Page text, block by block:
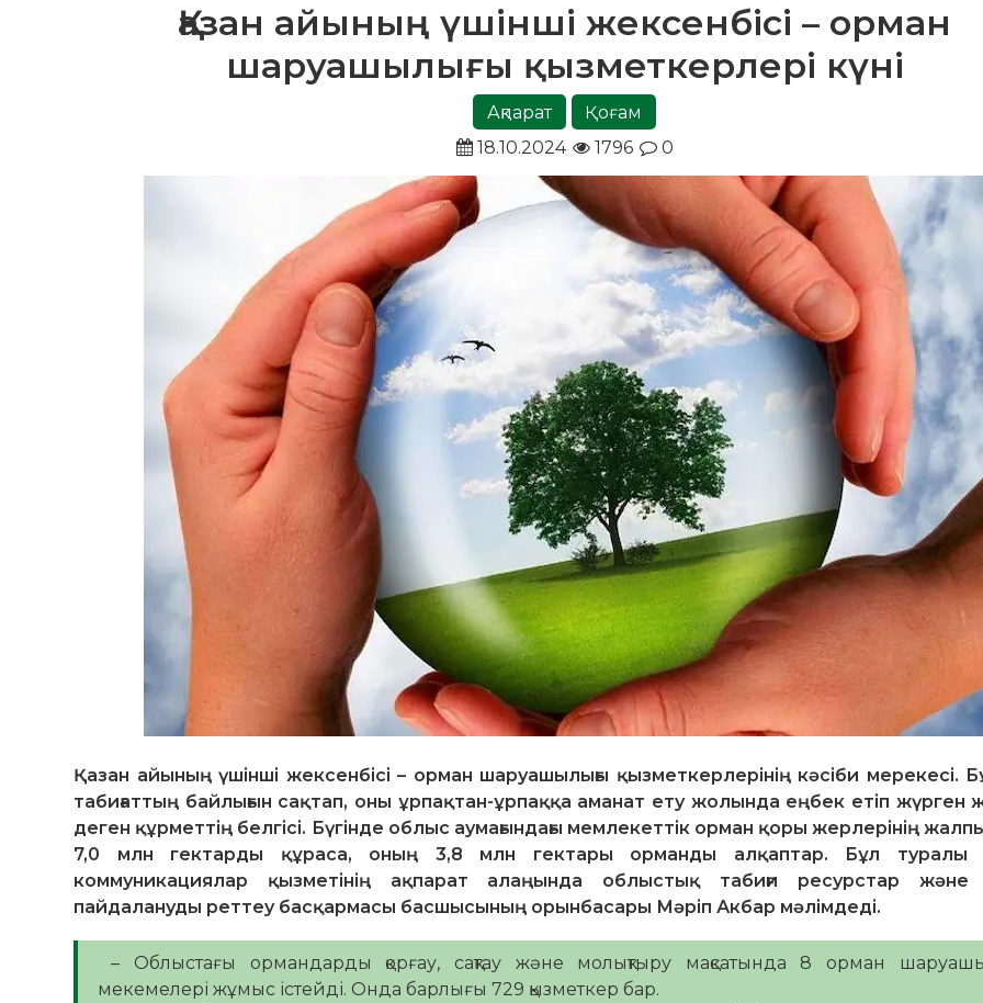
Қазан айының үшінші жексенбісі – орман
шаруашылығы қызметкерлері күні
Ақпарат
Қоғам
18.10.2024
1796 0
Қазан айының үшінші жексенбісі – орман шаруашылығы қызметкерлерінің кәсіби мерекесі.
табиғаттың байлығын сақтап, оны ұрпақтан-ұрпаққа аманат ету жолында еңбек етіп жүрген
деген құрметтің белгісі. Бүгінде облыс аумағындағы мемлекеттік орман қоры жерлерінің
7,0 млн гектарды құраса, оның 3,8 млн гектары орманды алқаптар. Бұл туралы
коммуникациялар қызметінің ақпарат алаңында облыстық табиғи ресурстар және
пайдалануды реттеу басқармасы басшысының орынбасары Мәріп Акбар мәлімдеді.
– Облыстағы ормандарды қорғау, сақтау және молықтыру мақсатында 8 орман
мекемелері жұмыс істейді. Онда барлығы 729 қызметкер бар.